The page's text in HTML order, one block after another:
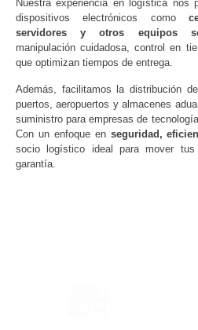
Nuestra experiencia en logística nos
dispositivos electrónicos como
servidores y otros equipos
manipulación cuidadosa, control en
que optimizan tiempos de entrega.
Además, facilitamos la distribución
puertos, aeropuertos y almacenes
suministro para empresas de
Con un enfoque en seguridad,
socio logístico ideal para mover tus
garantía.